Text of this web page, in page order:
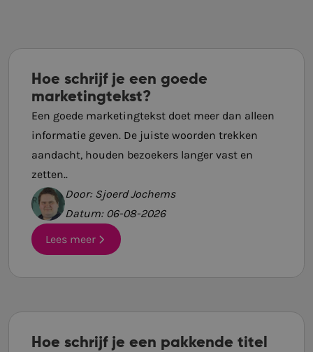
Hoe schrijf je een goede
marketingtekst?
Een goede marketingtekst doet meer dan alleen
informatie geven. De juiste woorden trekken
aandacht, houden bezoekers langer vast en
zetten..
Door: Sjoerd Jochems
Datum: 06-08-2026
Lees meer
Hoe schrijf je een pakkende titel